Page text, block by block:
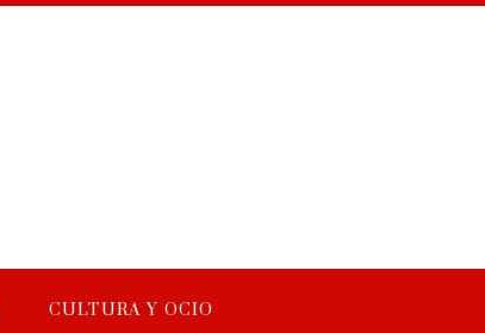
CULTURA Y OCIO